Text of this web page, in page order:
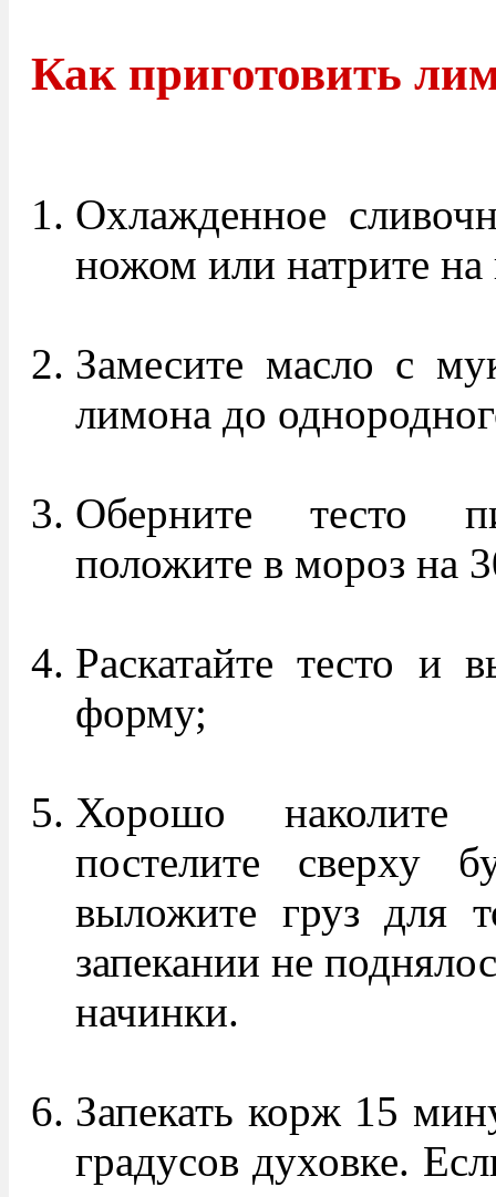
Как приготовить
Охлажденное
ножом или натрите на
Замесите масло с
лимона до
Оберните тесто
положите в мороз на
Раскатайте тесто и
форму;
Хорошо
постелите сверху
выложите груз для
запекании не
начинки.
Запекать корж 15
градусов духовке.